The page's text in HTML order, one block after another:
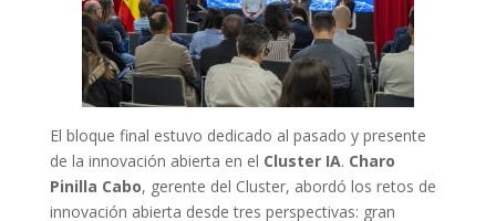
El bloque final estuvo dedicado al pasado y presente
de la innovación abierta en el Cluster IA. Charo
Pinilla Cabo, gerente del Cluster, abordó los retos de
innovación abierta desde tres perspectivas: gran